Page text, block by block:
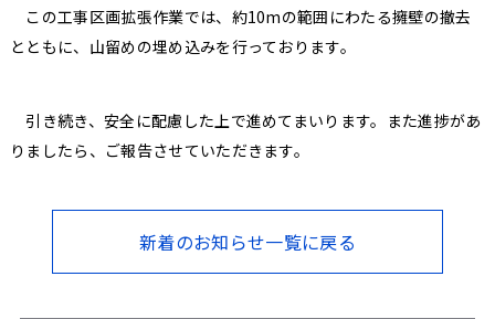
この工事区画拡張作業では、約10mの範囲にわたる擁壁の撤去
とともに、山留めの埋め込みを行っております。
引き続き、安全に配慮した上で進めてまいります。また進捗があ
りましたら、ご報告させていただきます。
新着のお知らせ一覧に戻る